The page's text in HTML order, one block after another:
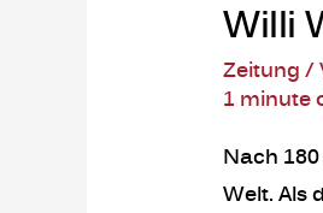
Willi
Zeitung/
1 minute
Nach
Welt. Als